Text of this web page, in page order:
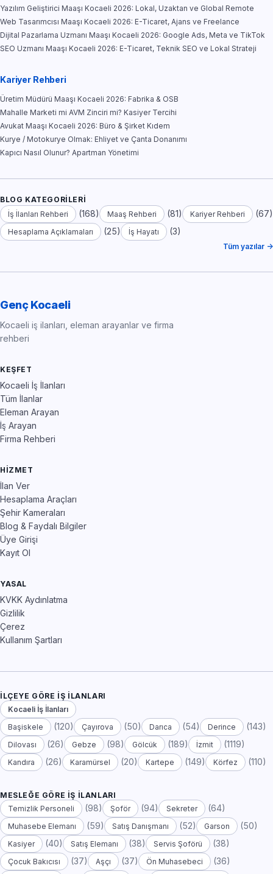
Yazılım Geliştirici Maaşı Kocaeli 2026: Lokal, Uzaktan ve Global Remote
Web Tasarımcısı Maaşı Kocaeli 2026: E-Ticaret, Ajans ve Freelance
Dijital Pazarlama Uzmanı Maaşı Kocaeli 2026: Google Ads, Meta ve TikTok
SEO Uzmanı Maaşı Kocaeli 2026: E-Ticaret, Teknik SEO ve Lokal Strateji
Kariyer Rehberi
Üretim Müdürü Maaşı Kocaeli 2026: Fabrika & OSB
Mahalle Marketi mi AVM Zinciri mi? Kasiyer Tercihi
Avukat Maaşı Kocaeli 2026: Büro & Şirket Kıdem
Kurye / Motokurye Olmak: Ehliyet ve Çanta Donanımı
Kapıcı Nasıl Olunur? Apartman Yönetimi
BLOG KATEGORILERI
İş İlanları Rehberi
(168) Maaş Rehberi (81) Kariyer Rehberi (67)
Hesaplama Açıklamaları (25) İş Hayatı (3)
Tüm yazılar →
Genç Kocaeli
Kocaeli iş ilanları, eleman arayanlar ve firma
rehberi
KEŞFET
Kocaeli İş İlanları
Tüm İlanlar
Eleman Arayan
İş Arayan
Firma Rehberi
HIZMET
İlan Ver
Hesaplama Araçları
Şehir Kameraları
Blog & Faydalı Bilgiler
Üye Girişi
Kayıt Ol
YASAL
KVKK Aydınlatma
Gizlilik
Çerez
Kullanım Şartları
İLÇEYE GÖRE İŞ İLANLARI
Kocaeli İş İlanları
Başiskele
(120) Çayırova (50) Darıca (54) Derince (143)
Dilovası (26) Gebze (98) Gölcük (189) İzmit (1119)
Kandıra (26) Karamürsel (20) Kartepe (149) Körfez (110)
MESLEĞE GÖRE İŞ İLANLARI
Temizlik Personeli
(98) Şoför (94) Sekreter (64)
Muhasebe Elemanı (59) Satış Danışmanı (52) Garson (50)
Kasiyer (40) Satış Elemanı (38) Servis Şoförü (38)
Çocuk Bakıcısı (37) Aşçı (37) Ön Muhasebeci
(36)